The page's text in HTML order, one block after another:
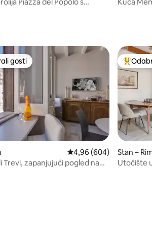
rangiranima s oznakom „Odabrali gosti”
gosti
Prosječna ocjena: 4,96/
4,96 (604)
Trevi, zapanjujući pogled na
Među
Stan –
Utočište